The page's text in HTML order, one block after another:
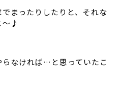
まったりしたりと、それな
～♪
らなければ…と思っていたこ